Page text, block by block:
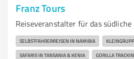
Franz Tours
Reiseveranstalter für das
SELBSTFAHRERREISEN IN NAMIBIA
SAFARIS IN TANSANIA & KENIA GORILLA